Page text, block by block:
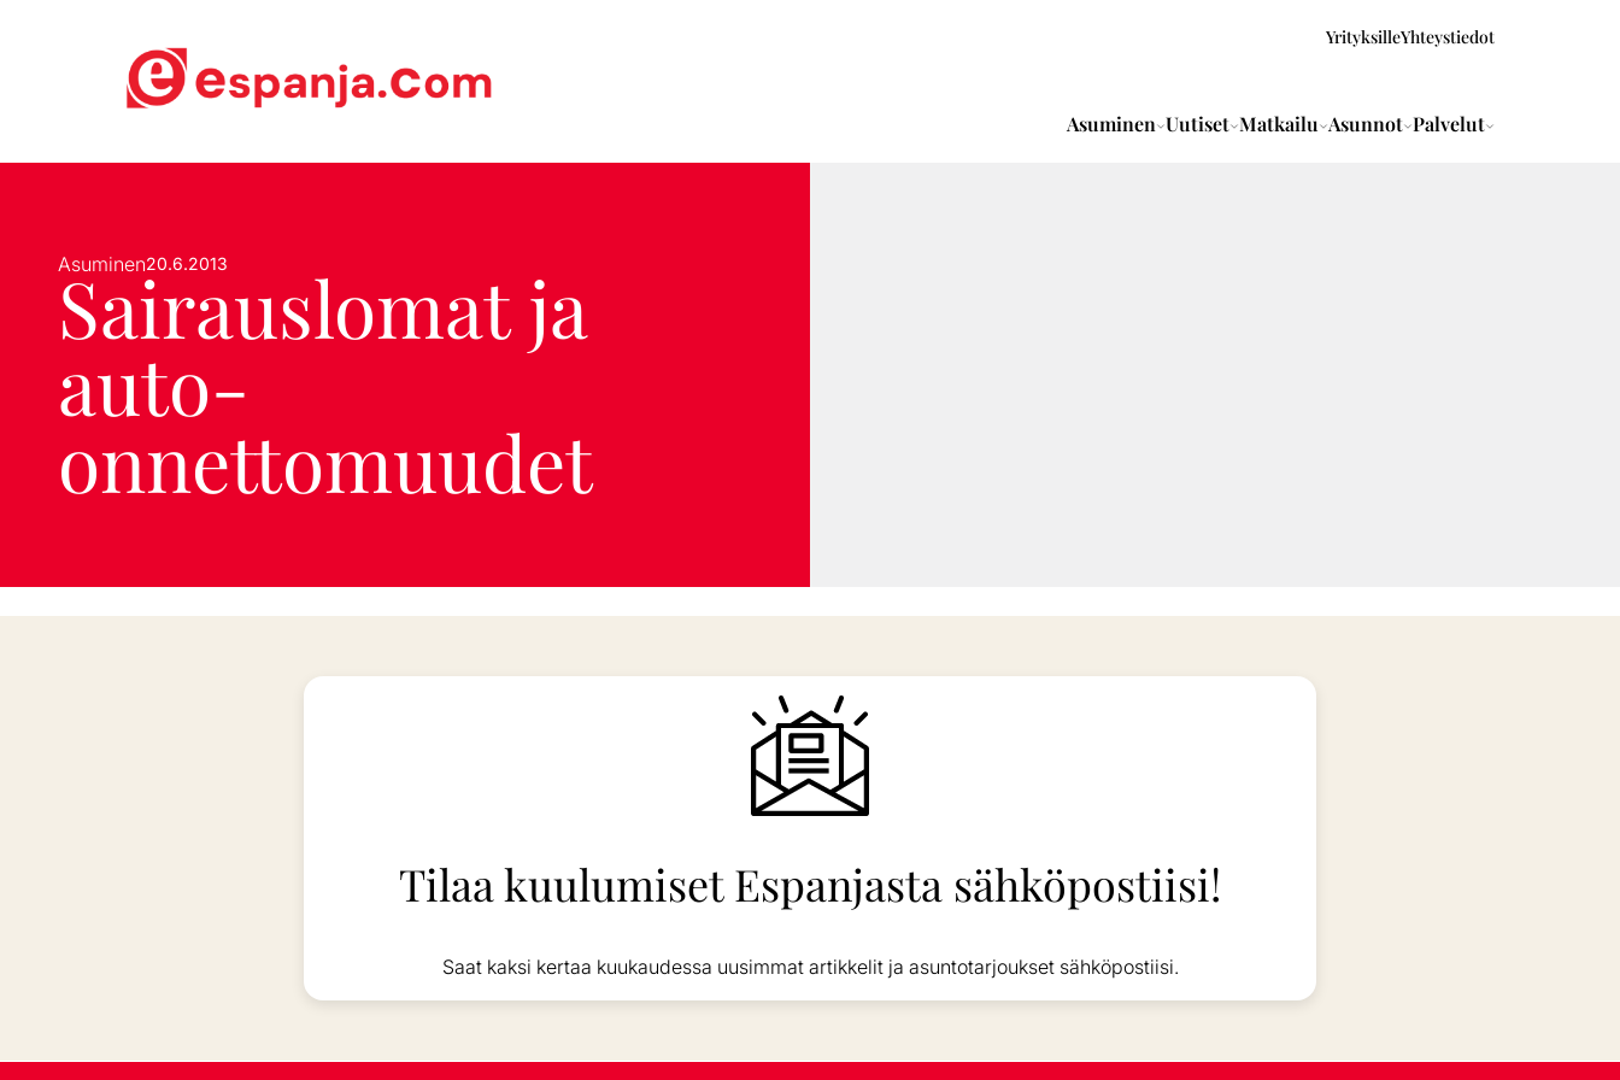
YrityksilleYhteystiedot
Asuminen Uutiset Matkailu Asunnot Palvelut
Asuminen20.6.2013
Sairauslomat ja
auto-
onnettomuudet
Tilaa kuulumiset Espanjasta sähköpostiisi!
Saat kaksi kertaa kuukaudessa uusimmat artikkelit ja asuntotarjoukset sähköpostiisi.